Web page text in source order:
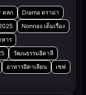
ตลก
Drama ดราม่า
Nonnas เต็มเรื่อง
หาร
วัฒนธรรมอิตาลี
อาหารอิตาเลียน
เชฟ